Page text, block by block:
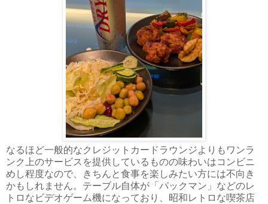
なるほど一般的なクレジットカードラウンジよりもワンラ
ンク上のサービスを提供しているものの味わいはコンビニ
めし程度なので、きちんと食事を楽しみたい方には不向き
かもしれません。テーブル自体が「パックマン」などのレ
トロなビデオゲーム機になっており、昭和レトロな喫茶店